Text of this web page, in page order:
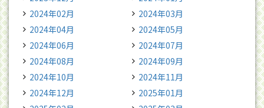
2024年02月
2024年03月
2024年04月
2024年05月
2024年06月
2024年07月
2024年08月
2024年09月
2024年10月
2024年11月
2024年12月
2025年01月